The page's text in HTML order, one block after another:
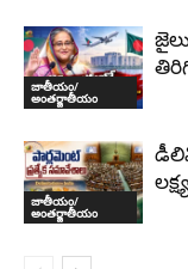
జాతీయం/
అంతర్జాతీయం
జాతీయం/
అంతర్జాతీయం